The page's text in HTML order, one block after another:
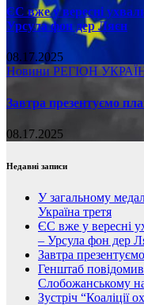
ЄС вже у вересні
Урсула фон дер Ляєн
08.17.2025
Новини РЕГІОН
Завтра презентуємо
08.17.2025
Недавні записи
У загальному
Україна третя
ЄС вже у вересні
– Урсула фон дер
Завтра
Генштаб
Слобожанському
Зустріч “Коаліції